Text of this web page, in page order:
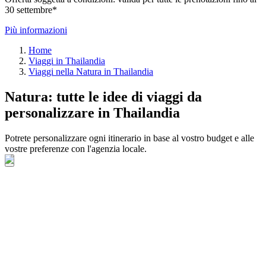
30 settembre*
Più informazioni
Home
Viaggi in Thailandia
Viaggi nella Natura in Thailandia
Natura: tutte le idee di viaggi da
personalizzare in Thailandia
Potrete personalizzare ogni itinerario in base al vostro budget e alle
vostre preferenze con l'agenzia locale.